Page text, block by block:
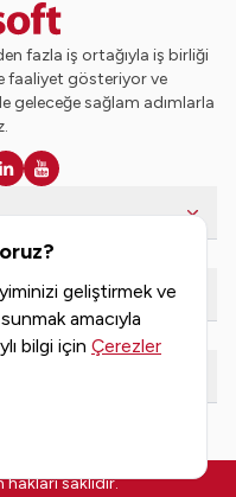
geliştirmek ve
amacıyla
bilgi için Çerezler
fazla iş ortağıyla iş birliği
faaliyet gösteriyor ve
sağlam adımlarla
hakları saklıdır.